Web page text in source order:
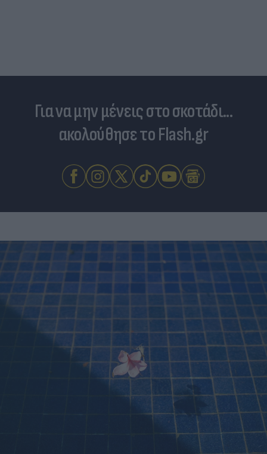
Για να μην μένεις στο σκοτάδι...
ακολούθησε το Flash.gr